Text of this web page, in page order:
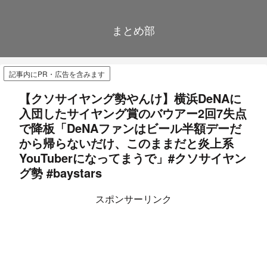
まとめ部
記事内にPR・広告を含みます
【クソサイヤング勢やんけ】横浜DeNAに
入団したサイヤング賞のバウアー2回7失点
で降板「DeNAファンはビール半額デーだ
から帰らないだけ、このままだと炎上系
YouTuberになってまうで」#クソサイヤン
グ勢 #baystars
スポンサーリンク